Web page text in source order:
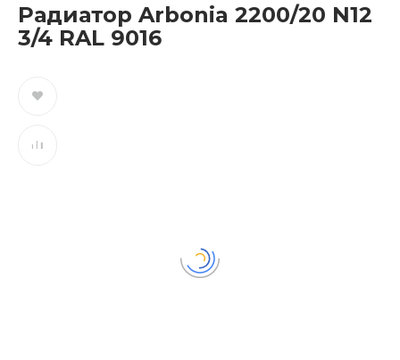
Радиатор Arbonia 2200/20 N12
3/4 RAL 9016